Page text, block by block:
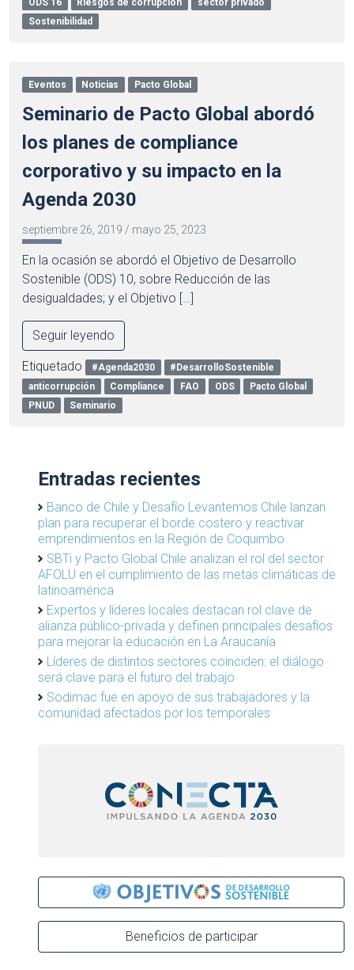
ODS 16 Riesgos de corrupción
sector privado
Sostenibilidad
Eventos Noticias Pacto Global
Seminario de Pacto Global abordó
los planes de compliance
corporativo y su impacto en la
Agenda 2030
septiembre 26, 2019 / mayo 25, 2023
En la ocasión se abordó el Objetivo de Desarrollo
Sostenible (ODS) 10, sobre Reducción de las
desigualdades; y el Objetivo […]
Seguir leyendo
Etiquetado #Agenda2030
#DesarrolloSostenible
anticorrupción
Compliance FAO ODS
Pacto Global
PNUD
Seminario
Entradas recientes
Banco de Chile y Desafío Levantemos Chile lanzan
plan para recuperar el borde costero y reactivar
emprendimientos en la Región de Coquimbo
SBTi y Pacto Global Chile analizan el rol del sector
AFOLU en el cumplimiento de las metas climáticas de
latinoamérica
Expertos y líderes locales destacan rol clave de
alianza público-privada y definen principales desafíos
para mejorar la educación en La Araucanía
Líderes de distintos sectores coinciden: el diálogo
será clave para el futuro del trabajo
Sodimac fue en apoyo de sus trabajadores y la
comunidad afectados por los temporales
Beneficios de participar